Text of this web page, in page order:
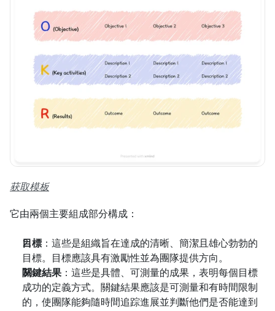
获取模板
它由兩個主要組成部分構成：
目標 ：這些是組織旨在達成的清晰、簡潔且雄心勃勃的
目標。目標應該具有激勵性並為團隊提供方向。
關鍵結果 ：這些是具體、可測量的成果，表明每個目標
成功的定義方式。關鍵結果應該是可測量和有時間限制
的，使團隊能夠隨時間追踪進展並判斷他們是否能達到